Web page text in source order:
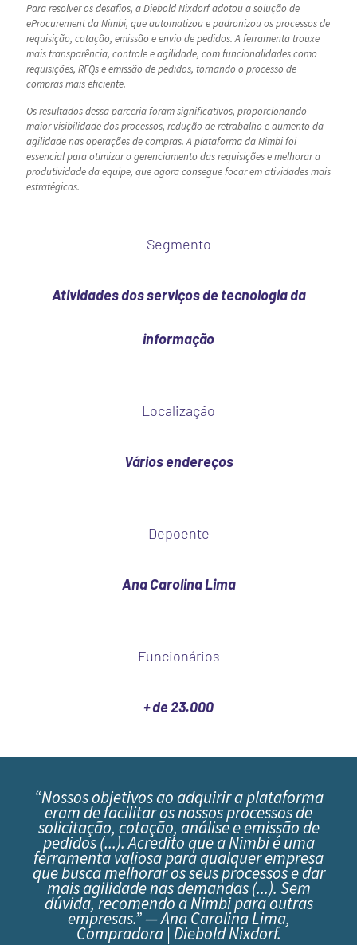
Para resolver os desafios, a Diebold Nixdorf adotou a solução de
eProcurement da Nimbi, que automatizou e padronizou os processos de
requisição, cotação, emissão e envio de pedidos. A ferramenta trouxe
mais transparência, controle e agilidade, com funcionalidades como
requisições, RFQs e emissão de pedidos, tornando o processo de
compras mais eficiente.
Os resultados dessa parceria foram significativos, proporcionando
maior visibilidade dos processos, redução de retrabalho e aumento da
agilidade nas operações de compras. A plataforma da Nimbi foi
essencial para otimizar o gerenciamento das requisições e melhorar a
produtividade da equipe, que agora consegue focar em atividades mais
estratégicas.
Segmento
Atividades dos serviços de tecnologia da
informação
Localização
Vários endereços
Depoente
Ana Carolina Lima
Funcionários
+ de 23.000
“Nossos objetivos ao adquirir a plataforma
eram de facilitar os nossos processos de
solicitação, cotação, análise e emissão de
pedidos (...). Acredito que a Nimbi é uma
ferramenta valiosa para qualquer empresa
que busca melhorar os seus processos e dar
mais agilidade nas demandas (...). Sem
dúvida, recomendo a Nimbi para outras
empresas.” — Ana Carolina Lima,
Compradora | Diebold Nixdorf.